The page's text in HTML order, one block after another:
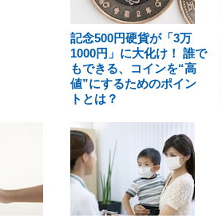
記念500円硬貨が「3万
1000円」に大化け！ 誰で
もできる、コインを“高
値”にするためのポイン
トとは？